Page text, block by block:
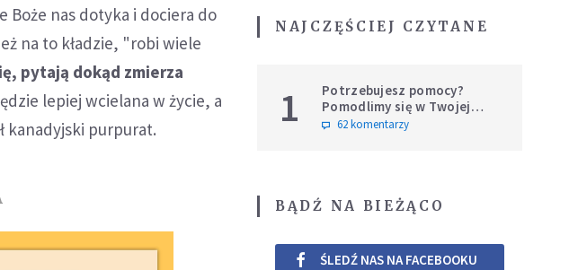
Boże nas dotyka i dociera do
na to kładzie, "robi wiele
pytają dokąd zmierza
lepiej wcielana w życie, a
kanadyjski purpurat.
NAJCZĘŚCIEJ CZYTANE
1
Potrzebujesz pomocy?
Pomodlimy się w Twojej
intencji
62 komentarzy
BĄDŹ NA BIEŻĄCO
ŚLEDŹ NAS NA FACEBOOKU